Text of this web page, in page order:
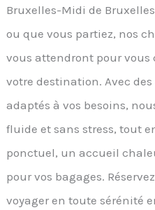
Bruxelles-Midi de
ou que vous partiez, nos
vous attendront pour
votre destination. Avec
adaptés à vos besoins,
fluide et sans stress, tout
ponctuel, un accueil
pour vos bagages.
voyager en toute sérénité